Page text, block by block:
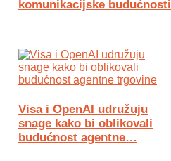
komunikacijske budućnosti
Visa i OpenAI udružuju
snage kako bi oblikovali
budućnost agentne…